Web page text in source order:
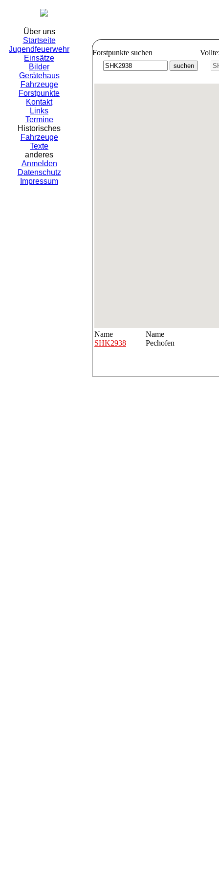
Über uns
Startseite
Jugendfeuerwehr
Einsätze
Bilder
Gerätehaus
Fahrzeuge
Forstpunkte
Kontakt
Links
Termine
Historisches
Fahrzeuge
Texte
anderes
Anmelden
Datenschutz
Impressum
Forstpunkte suchen
Name
Name
SHK2938
Pechofen